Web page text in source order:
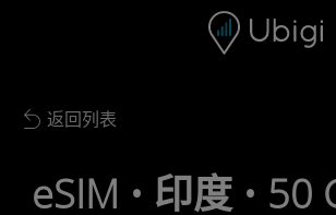
Back to list
返回列表
eSIM • 印度 • 50